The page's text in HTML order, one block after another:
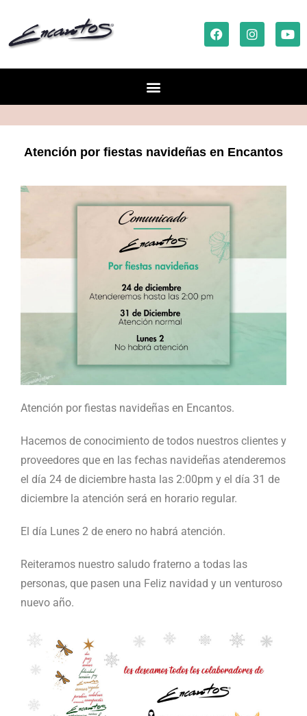
Atención por fiestas navideñas en Encantos
Atención por fiestas navideñas en Encantos.
Hacemos de conocimiento de todos nuestros clientes y
proveedores que en las fechas navideñas atenderemos
el día 24 de diciembre hasta las 2:00pm y el día 31 de
diciembre la atención será en horario regular.
El día Lunes 2 de enero no habrá atención.
Reiteramos nuestro saludo fraterno a todas las
personas, que pasen una Feliz navidad y un venturoso
nuevo año.